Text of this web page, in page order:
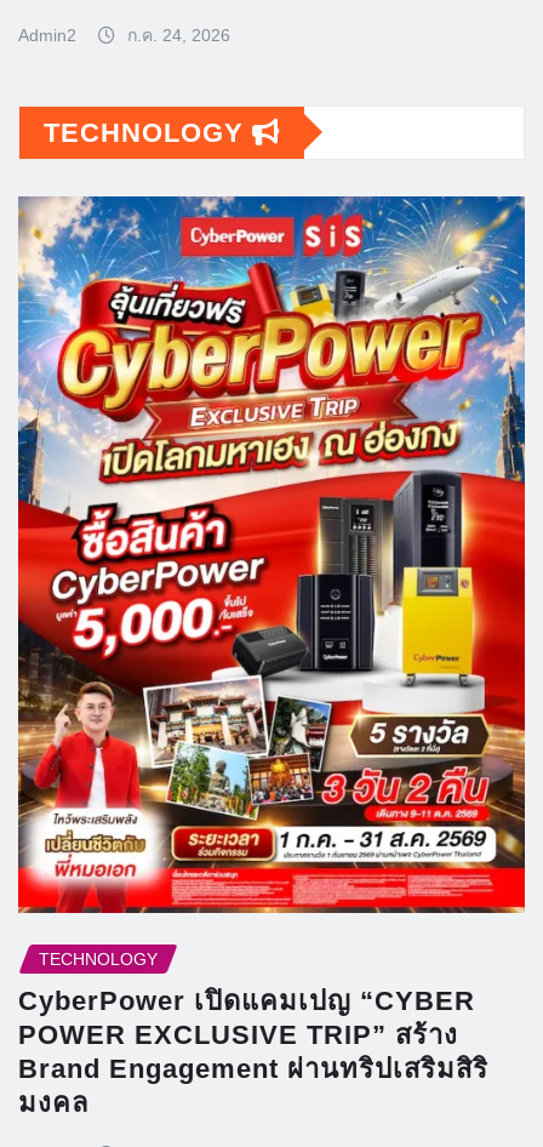
Admin2 ก.ค. 24, 2026
TECHNOLOGY
TECHNOLOGY
CyberPower เปิดแคมเปญ “CYBER
POWER EXCLUSIVE TRIP” สร้าง
Brand Engagement ผ่านทริปเสริมสิริ
มงคล